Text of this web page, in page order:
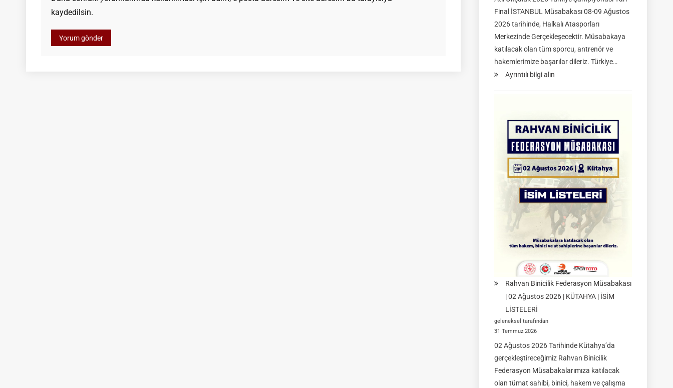
kaydedilsin.
Final İSTANBUL Müsabakası 08-09 Ağustos
2026 tarihinde, Halkalı Atasporları
Merkezinde Gerçekleşecektir. Müsabakaya
katılacak olan tüm sporcu, antrenör ve
hakemlerimize başarılar dileriz. Türkiye…
Ayrıntılı bilgi alın
Okçuluk
Türkiye
Şampiyonası
|
Yarı
Final
Müsabakaları
08-
09
2026
|
İSTANBUL
Rahvan Binicilik Federasyon Müsabakası
| 02 Ağustos 2026 | KÜTAHYA | İSİM
LİSTELERİ
geleneksel tarafından
31 Temmuz 2026
02 Ağustos 2026 Tarihinde Kütahya’da
gerçekleştireceğimiz Rahvan Binicilik
Federasyon Müsabakalarımıza katılacak
olan tümat sahibi, binici, hakem ve çalışma